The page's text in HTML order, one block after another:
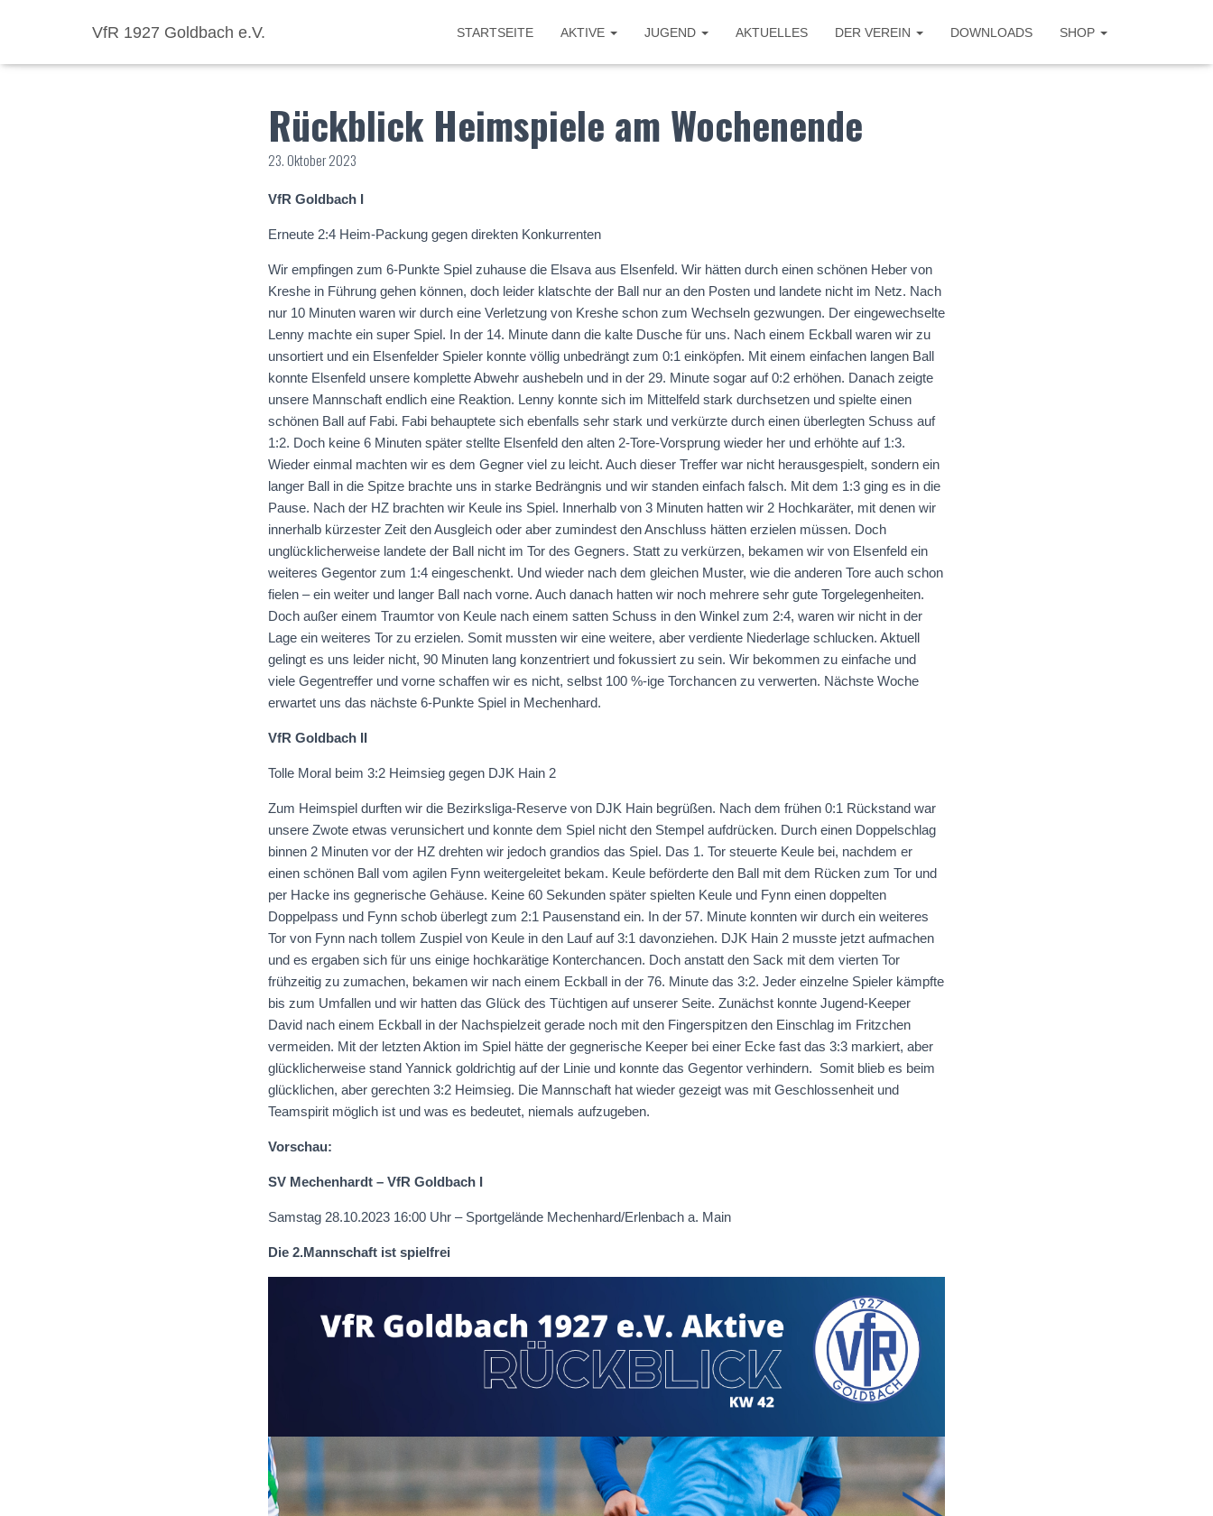
VfR 1927 Goldbach e.V. STARTSEITE AKTIVE JUGEND AKTUELLES DER VEREIN DOWNLOADS SHOP
Rückblick Heimspiele am Wochenende
23. Oktober 2023
VfR Goldbach I
Erneute 2:4 Heim-Packung gegen direkten Konkurrenten
Wir empfingen zum 6-Punkte Spiel zuhause die Elsava aus Elsenfeld. Wir hätten durch einen schönen Heber von
Kreshe in Führung gehen können, doch leider klatschte der Ball nur an den Posten und landete nicht im Netz. Nach
nur 10 Minuten waren wir durch eine Verletzung von Kreshe schon zum Wechseln gezwungen. Der eingewechselte
Lenny machte ein super Spiel. In der 14. Minute dann die kalte Dusche für uns. Nach einem Eckball waren wir zu
unsortiert und ein Elsenfelder Spieler konnte völlig unbedrängt zum 0:1 einköpfen. Mit einem einfachen langen Ball
konnte Elsenfeld unsere komplette Abwehr aushebeln und in der 29. Minute sogar auf 0:2 erhöhen. Danach zeigte
unsere Mannschaft endlich eine Reaktion. Lenny konnte sich im Mittelfeld stark durchsetzen und spielte einen
schönen Ball auf Fabi. Fabi behauptete sich ebenfalls sehr stark und verkürzte durch einen überlegten Schuss auf
1:2. Doch keine 6 Minuten später stellte Elsenfeld den alten 2-Tore-Vorsprung wieder her und erhöhte auf 1:3.
Wieder einmal machten wir es dem Gegner viel zu leicht. Auch dieser Treffer war nicht herausgespielt, sondern ein
langer Ball in die Spitze brachte uns in starke Bedrängnis und wir standen einfach falsch. Mit dem 1:3 ging es in die
Pause. Nach der HZ brachten wir Keule ins Spiel. Innerhalb von 3 Minuten hatten wir 2 Hochkaräter, mit denen wir
innerhalb kürzester Zeit den Ausgleich oder aber zumindest den Anschluss hätten erzielen müssen. Doch
unglücklicherweise landete der Ball nicht im Tor des Gegners. Statt zu verkürzen, bekamen wir von Elsenfeld ein
weiteres Gegentor zum 1:4 eingeschenkt. Und wieder nach dem gleichen Muster, wie die anderen Tore auch schon
fielen – ein weiter und langer Ball nach vorne. Auch danach hatten wir noch mehrere sehr gute Torgelegenheiten.
Doch außer einem Traumtor von Keule nach einem satten Schuss in den Winkel zum 2:4, waren wir nicht in der
Lage ein weiteres Tor zu erzielen. Somit mussten wir eine weitere, aber verdiente Niederlage schlucken. Aktuell
gelingt es uns leider nicht, 90 Minuten lang konzentriert und fokussiert zu sein. Wir bekommen zu einfache und
viele Gegentreffer und vorne schaffen wir es nicht, selbst 100 %-ige Torchancen zu verwerten. Nächste Woche
erwartet uns das nächste 6-Punkte Spiel in Mechenhard.
VfR Goldbach II
Tolle Moral beim 3:2 Heimsieg gegen DJK Hain 2
Zum Heimspiel durften wir die Bezirksliga-Reserve von DJK Hain begrüßen. Nach dem frühen 0:1 Rückstand war
unsere Zwote etwas verunsichert und konnte dem Spiel nicht den Stempel aufdrücken. Durch einen Doppelschlag
binnen 2 Minuten vor der HZ drehten wir jedoch grandios das Spiel. Das 1. Tor steuerte Keule bei, nachdem er
einen schönen Ball vom agilen Fynn weitergeleitet bekam. Keule beförderte den Ball mit dem Rücken zum Tor und
per Hacke ins gegnerische Gehäuse. Keine 60 Sekunden später spielten Keule und Fynn einen doppelten
Doppelpass und Fynn schob überlegt zum 2:1 Pausenstand ein. In der 57. Minute konnten wir durch ein weiteres
Tor von Fynn nach tollem Zuspiel von Keule in den Lauf auf 3:1 davonziehen. DJK Hain 2 musste jetzt aufmachen
und es ergaben sich für uns einige hochkarätige Konterchancen. Doch anstatt den Sack mit dem vierten Tor
frühzeitig zu zumachen, bekamen wir nach einem Eckball in der 76. Minute das 3:2. Jeder einzelne Spieler kämpfte
bis zum Umfallen und wir hatten das Glück des Tüchtigen auf unserer Seite. Zunächst konnte Jugend-Keeper
David nach einem Eckball in der Nachspielzeit gerade noch mit den Fingerspitzen den Einschlag im Fritzchen
vermeiden. Mit der letzten Aktion im Spiel hätte der gegnerische Keeper bei einer Ecke fast das 3:3 markiert, aber
glücklicherweise stand Yannick goldrichtig auf der Linie und konnte das Gegentor verhindern. Somit blieb es beim
glücklichen, aber gerechten 3:2 Heimsieg. Die Mannschaft hat wieder gezeigt was mit Geschlossenheit und
Teamspirit möglich ist und was es bedeutet, niemals aufzugeben.
Vorschau:
SV Mechenhardt – VfR Goldbach I
Samstag 28.10.2023 16:00 Uhr – Sportgelände Mechenhard/Erlenbach a. Main
Die 2.Mannschaft ist spielfrei